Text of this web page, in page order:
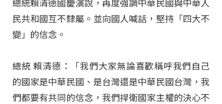
總統賴清德國慶演說，再度強調中華民國與中華人
民共和國互不隸屬。並向國人喊話，堅持「四大不
變」的信念。
總統 賴清德：「我們大家無論喜歡稱呼我們自己
的國家是中華民國、是台灣還是中華民國台灣，我
們都要有共同的信念，我們捍衛國家主權的決心不